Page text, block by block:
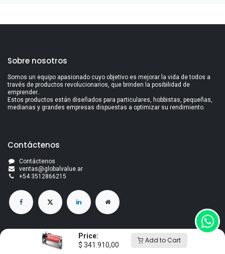
Price:
$ 341.910,00
Add to Cart
Sobre nosotros
Somos un equipo apasionado cuyo objetivo es mejorar la vida de todos a
través de productos revolucionarios, que brinden la posibilidad de
emprender..
Estos productos están diseñados para particulares, hobbistas, pequeñas,
medianas y grandes empresas dispuestas a optimizar su rendimiento.
Contáctenos
Contáctenos
ventas@globalvalue.ar
+54 3512866215
Derechos de autor Global Value S.A